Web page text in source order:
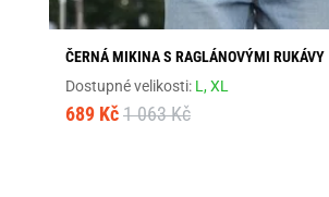
ČERNÁ MIKINA S RAGLÁNOVÝMI RUKÁVY
Dostupné velikosti: L,XL
689 Kč 1 063 Kč